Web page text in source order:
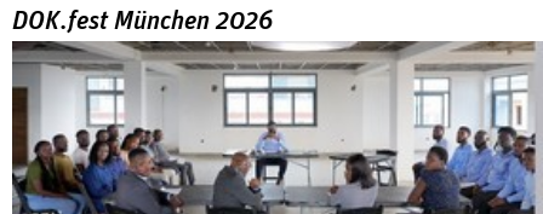
DOK.fest München 2026